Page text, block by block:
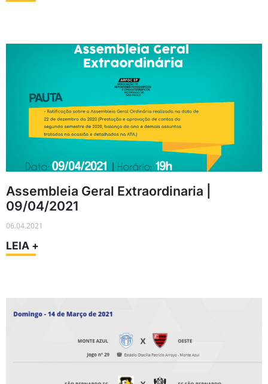
Assembleia Geral Extraordinaria |
09/04/2021
06.04.2021
LEIA +